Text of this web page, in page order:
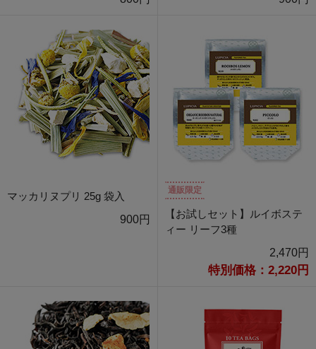
マッカリヌプリ 25g 袋入
900円
通販限定
【お試しセット】ルイボステ
ィー リーフ3種
2,470円
特別価格：2,220円